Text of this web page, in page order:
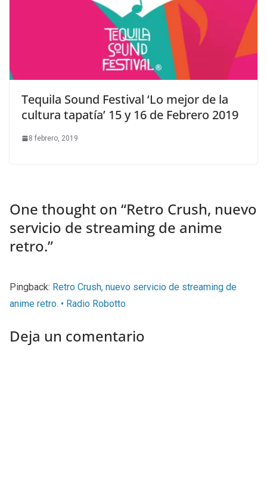
Tequila Sound Festival ‘Lo mejor de la
cultura tapatía’ 15 y 16 de Febrero 2019
8 febrero, 2019
One thought on “Retro Crush, nuevo
servicio de streaming de anime
retro.”
Pingback: Retro Crush, nuevo servicio de streaming de
anime retro. • Radio Robotto
Deja un comentario